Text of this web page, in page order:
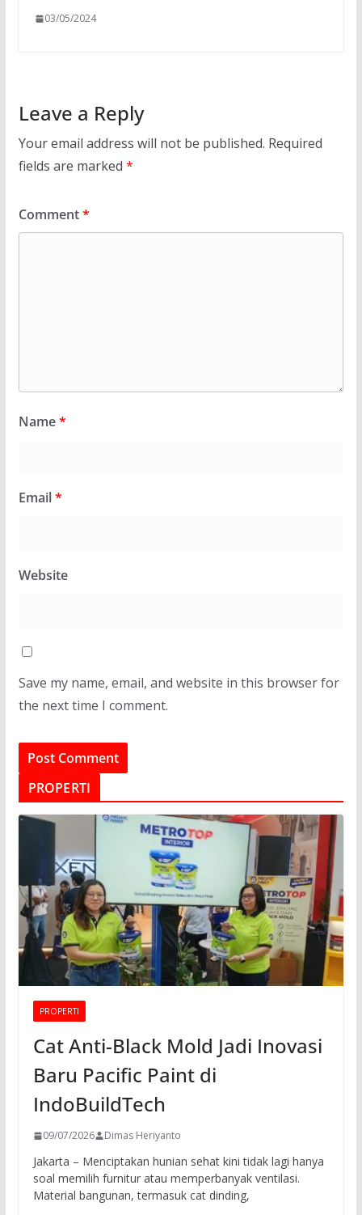
03/05/2024
Leave a Reply
Your email address will not be published. Required
fields are marked *
Comment*
Name*
Email*
Website
Save my name, email, and website in this browser for
the next time I comment.
PROPERTI
PROPERTI
Cat Anti-Black Mold Jadi Inovasi
Baru Pacific Paint di
IndoBuildTech
09/07/2026 Dimas Heriyanto
Jakarta – Menciptakan hunian sehat kini tidak lagi hanya
soal memilih furnitur atau memperbanyak ventilasi.
Material bangunan, termasuk cat dinding,